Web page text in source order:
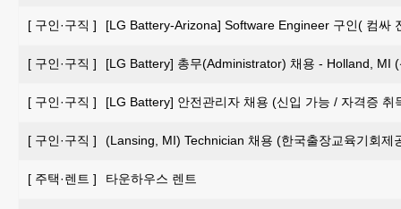
[ 구인·구직 ] [LG Battery-Arizona] Software Engineer 구인( 컴싸
[ 구인·구직 ] [LG Battery] 총무(Administrator) 채용 - Holland, MI
[ 구인·구직 ] [LG Battery] 안전관리자 채용 (신입 가능 / 자격증 취
[ 구인·구직 ] (Lansing, MI) Technician 채용 (한국출장교육기회제
[ 주택·렌트 ] 타운하우스 렌트